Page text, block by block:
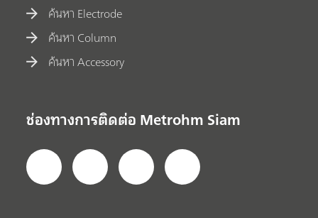
ค้นหา Electrode
ค้นหา Column
ค้นหา Accessory
ช่องทางการติดต่อ Metrohm Siam